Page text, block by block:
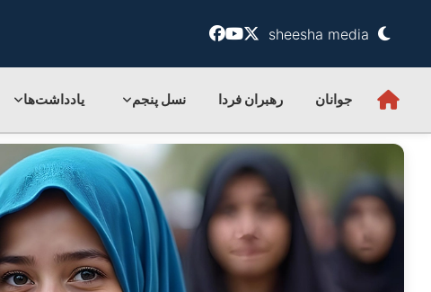
sheesha media
جوانان رهبران فردا نسل پنجم یادداشت‌ها